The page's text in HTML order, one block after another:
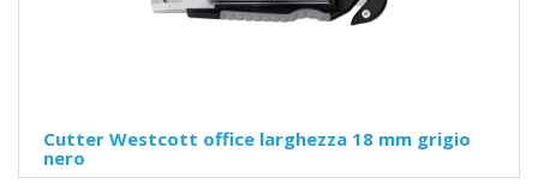
Cutter Westcott office larghezza 18 mm grigio
nero